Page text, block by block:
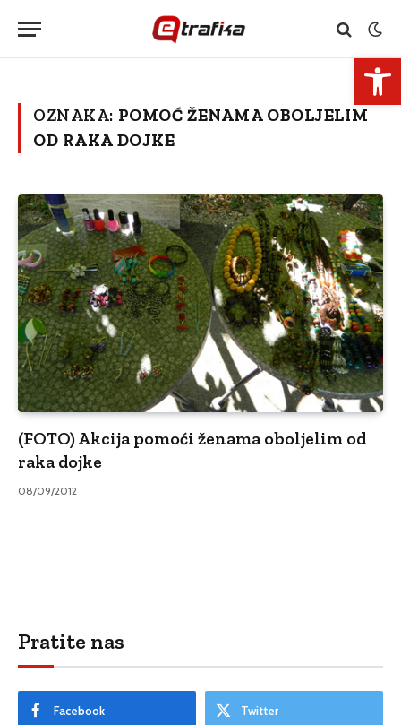
OZNAKA: POMOĆ ŽENAMA OBOLJELIM
OD RAKA DOJKE
(FOTO) Akcija pomoći ženama oboljelim od
raka dojke
08/09/2012
Pratite nas
Facebook Twitter